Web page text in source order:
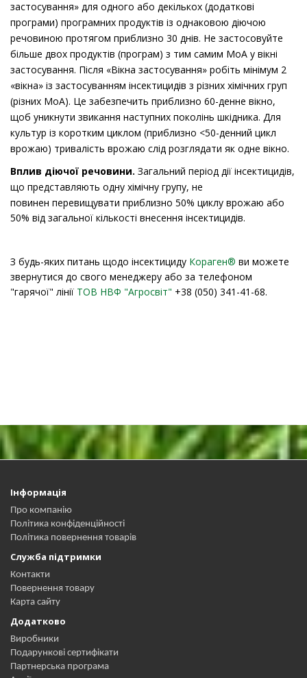
застосування» для одного або декількох (додаткові
програми) програмних продуктів із однаковою діючою
речовиною протягом приблизно 30 днів. Не застосовуйте
більше двох продуктів (програм) з тим самим MoA у вікні
застосування. Після «Вікна застосування» робіть мінімум 2
«вікна» із застосуванням інсектицидів з різних хімічних груп
(різних MoA). Це забезпечить приблизно 60-денне вікно,
щоб уникнути звикання наступних поколінь шкідника. Для
культур із коротким циклом (приблизно <50-денний цикл
врожаю) тривалість врожаю слід розглядати як одне вікно.
Вплив діючої речовини. Загальний період дії інсектицидів,
що представляють одну хімічну групу, не
повинен перевищувати приблизно 50% циклу врожаю або
50% від загальної кількості внесення інсектицидів.
З будь-яких питань щодо інсектициду Кораген® ви можете
звернутися до свого менеджеру або за телефоном
"гарячої" лінії ТОВ НВФ "Агросвіт" +38 (050) 341-41-68.
Інформація
Про компанію
Політика конфіденційності
Політика повернення товарів
Служба підтримки
Контакти
Повернення товару
Карта сайту
Додатково
Виробники
Подарункові сертифікати
Партнерська програма